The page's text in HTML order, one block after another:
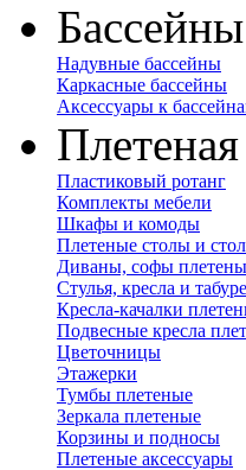
Бассейны
Надувные бассейны
Каркасные бассейны
Аксессуары к
Пластиковый ротанг
Комплекты мебели
Шкафы и комоды
Плетеные столы и
Диваны, софы
Стулья, кресла и
Кресла-качалки
Подвесные кресла
Цветочницы
Этажерки
Тумбы плетеные
Зеркала плетеные
Корзины и подносы
Плетеные аксессуары